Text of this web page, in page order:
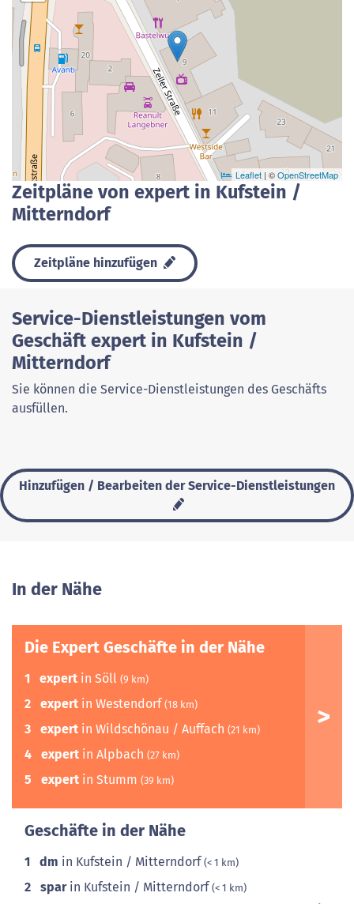
Leaflet | ©OpenStreetMap
Zeitpläne von expert in Kufstein /
Mitterndorf
Zeitpläne hinzufügen
Service-Dienstleistungen vom
Geschäft expert in Kufstein /
Mitterndorf
Sie können die Service-Dienstleistungen des Geschäfts
ausfüllen.
Hinzufügen / Bearbeiten der Service-Dienstleistungen
In der Nähe
Die Expert Geschäfte in der Nähe
1 expert in Söll (9 km)
2 expert in Westendorf (18 km)
3 expert in Wildschönau / Auffach (21 km)
4 expert in Alpbach (27 km)
5 expert in Stumm (39 km)
Geschäfte in der Nähe
1 dm in Kufstein / Mitterndorf(< 1 km)
2 sparin Kufstein / Mitterndorf(< 1 km)